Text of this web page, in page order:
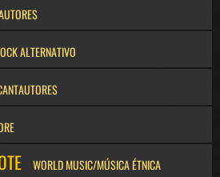
ALTERNATIVO
WORLD MUSIC/MÚSICA ÉTNICA